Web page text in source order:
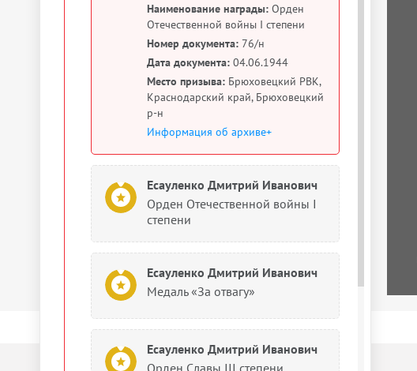
Наименование награды: Орден
Отечественной войны I степени
Номер документа: 76/н
Дата документа: 04.06.1944
Место призыва: Брюховецкий РВК,
Краснодарский край, Брюховецкий
р-н
Информация об архиве+
Есауленко Дмитрий Иванович
Орден Отечественной войны I
степени
Есауленко Дмитрий Иванович
Медаль «За отвагу»
Есауленко Дмитрий Иванович
Орден Славы III степени